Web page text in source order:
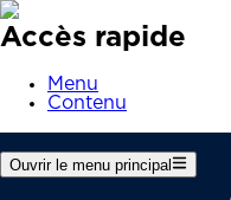
Accès rapide
Menu
Contenu
Ouvrir le menu principal